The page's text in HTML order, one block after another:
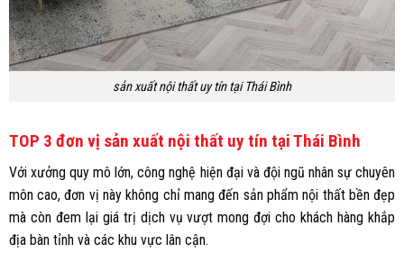
sản xuất nội thất uy tín tại Thái Bình
TOP 3 đơn vị sản xuất nội thất uy tín tại Thái Bình
Với xưởng quy mô lớn, công nghệ hiện đại và đội ngũ nhân sự chuyên
môn cao, đơn vị này không chỉ mang đến sản phẩm nội thất bền đẹp
mà còn đem lại giá trị dịch vụ vượt mong đợi cho khách hàng khắp
địa bàn tỉnh và các khu vực lân cận.